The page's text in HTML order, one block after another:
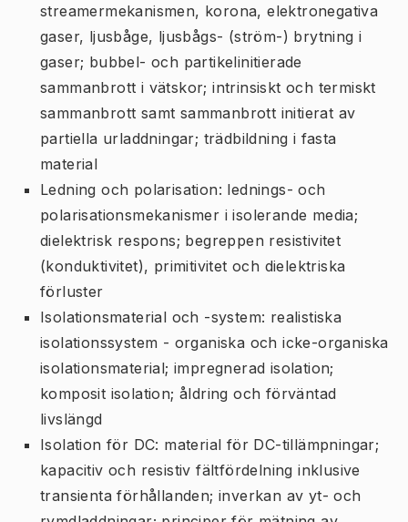
streamermekanismen, korona, elektronegativa
gaser, ljusbåge, ljusbågs- (ström-) brytning i
gaser; bubbel- och partikelinitierade
sammanbrott i vätskor; intrinsiskt och termiskt
sammanbrott samt sammanbrott initierat av
partiella urladdningar; trädbildning i fasta
material
Ledning och polarisation: lednings- och
polarisationsmekanismer i isolerande media;
dielektrisk respons; begreppen resistivitet
(konduktivitet), primitivitet och dielektriska
förluster
Isolationsmaterial och -system: realistiska
isolationssystem - organiska och icke-organiska
isolationsmaterial; impregnerad isolation;
komposit isolation; åldring och förväntad
livslängd
Isolation för DC: material för DC-tillämpningar;
kapacitiv och resistiv fältfördelning inklusive
transienta förhållanden; inverkan av yt- och